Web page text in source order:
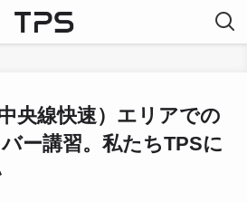
央線快速）エリアでの
ー講習。私たちTPSに